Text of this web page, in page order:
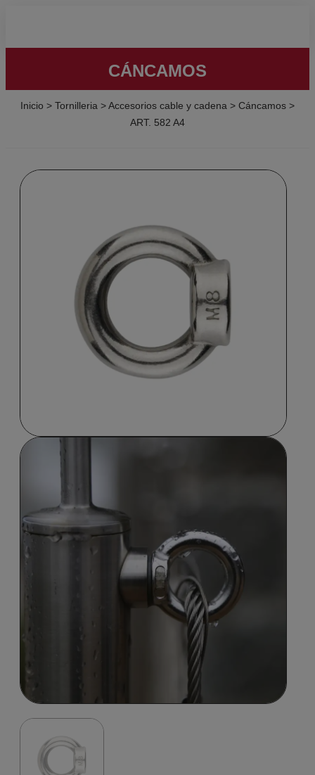
CÁNCAMOS
Inicio > Tornilleria >Accesorios cable y cadena > Cáncamos >
ART. 582 A4